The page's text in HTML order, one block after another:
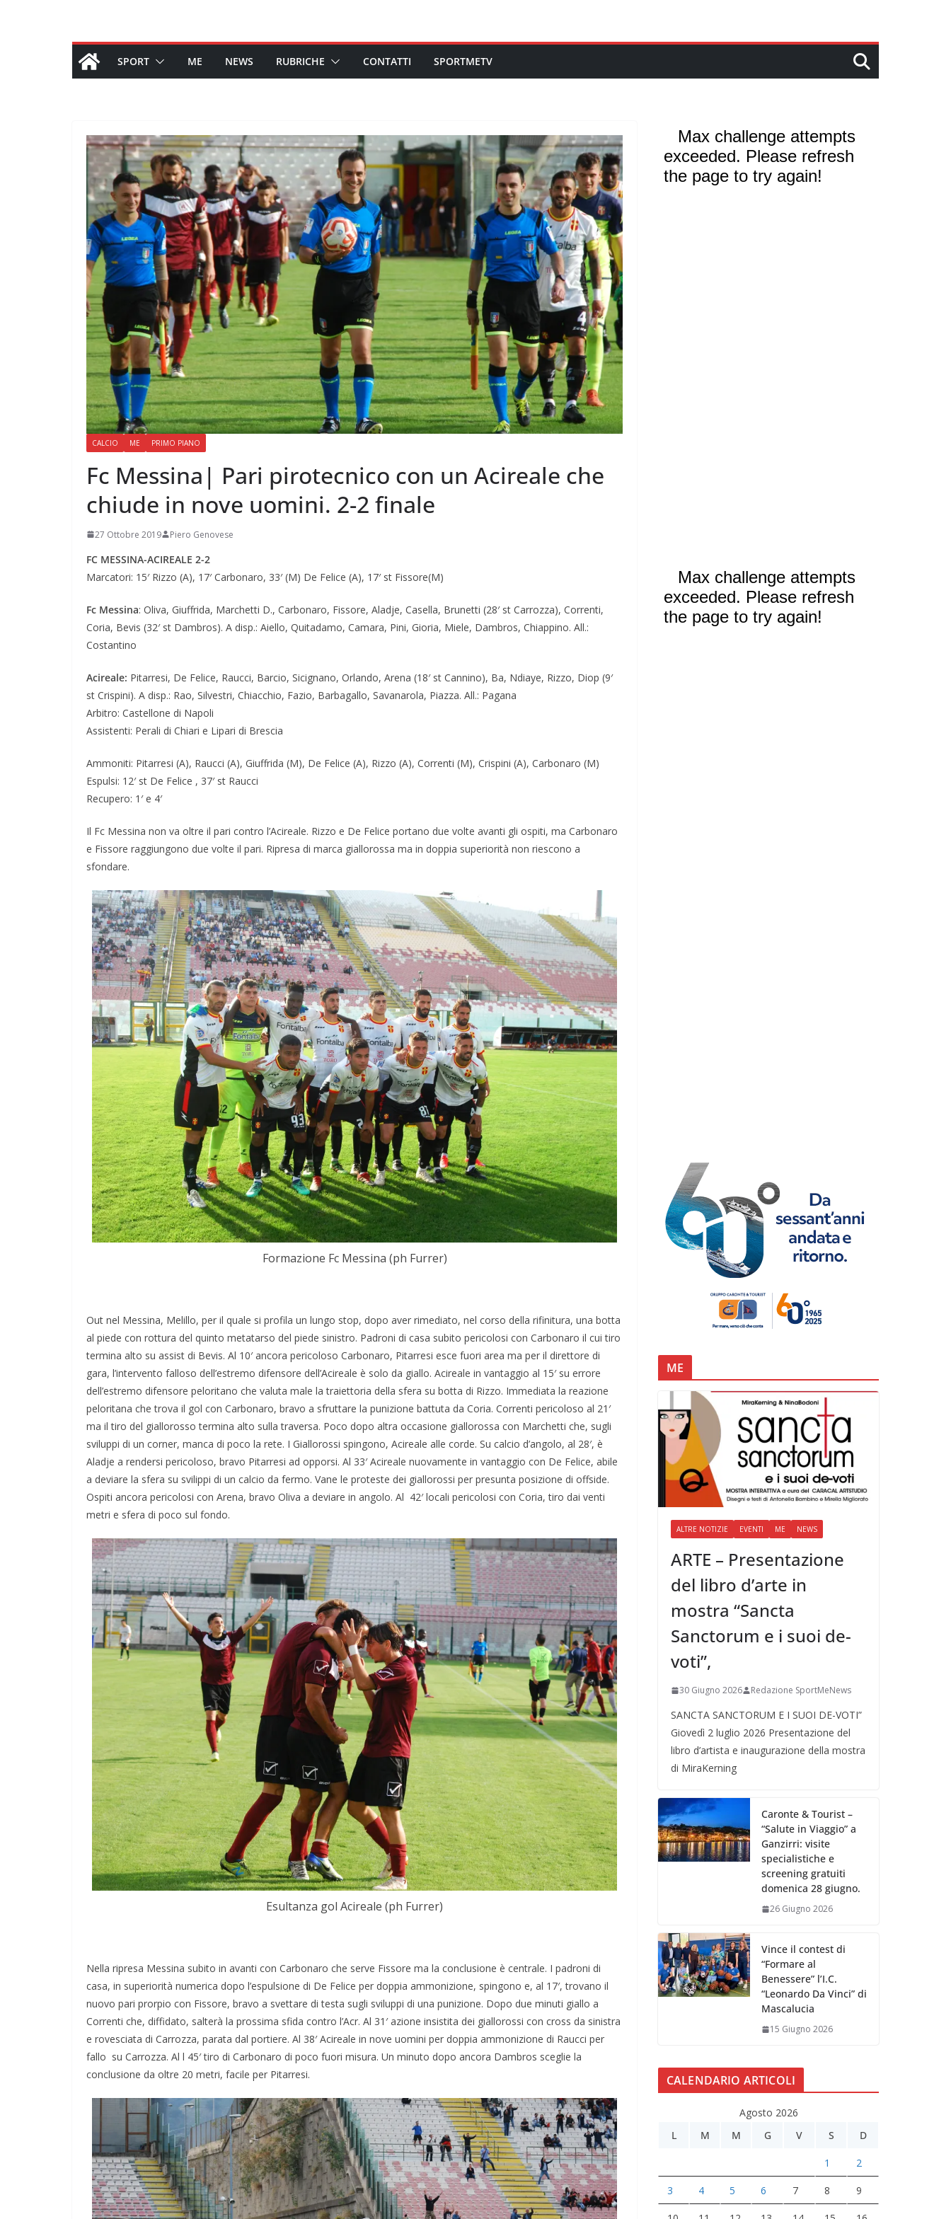
SPORT ME NEWS RUBRICHE CONTATTI SPORTMETV
CALCIO ME PRIMO PIANO
Fc Messina| Pari pirotecnico con un Acireale che
chiude in nove uomini. 2-2 finale
27 Ottobre 2019 Piero Genovese
FC MESSINA-ACIREALE 2-2
Marcatori: 15′ Rizzo (A), 17′ Carbonaro, 33′ (M) De Felice (A), 17′ st Fissore(M)
Fc Messina: Oliva, Giuffrida, Marchetti D., Carbonaro, Fissore, Aladje, Casella, Brunetti (28′ st Carrozza), Correnti,
Coria, Bevis (32′ st Dambros). A disp.: Aiello, Quitadamo, Camara, Pini, Gioria, Miele, Dambros, Chiappino. All.:
Costantino
Acireale: Pitarresi, De Felice, Raucci, Barcio, Sicignano, Orlando, Arena (18′ st Cannino), Ba, Ndiaye, Rizzo, Diop (9′
st Crispini). A disp.: Rao, Silvestri, Chiacchio, Fazio, Barbagallo, Savanarola, Piazza. All.: Pagana
Arbitro: Castellone di Napoli
Assistenti: Perali di Chiari e Lipari di Brescia
Ammoniti: Pitarresi (A), Raucci (A), Giuffrida (M), De Felice (A), Rizzo (A), Correnti (M), Crispini (A), Carbonaro (M)
Espulsi: 12′ st De Felice , 37′ st Raucci
Recupero: 1′ e 4′
Il Fc Messina non va oltre il pari contro l’Acireale. Rizzo e De Felice portano due volte avanti gli ospiti, ma Carbonaro
e Fissore raggiungono due volte il pari. Ripresa di marca giallorossa ma in doppia superiorità non riescono a
sfondare.
Formazione Fc Messina (ph Furrer)
Out nel Messina, Melillo, per il quale si profila un lungo stop, dopo aver rimediato, nel corso della rifinitura, una botta
al piede con rottura del quinto metatarso del piede sinistro. Padroni di casa subito pericolosi con Carbonaro il cui tiro
termina alto su assist di Bevis. Al 10′ ancora pericoloso Carbonaro, Pitarresi esce fuori area ma per il direttore di
gara, l’intervento falloso dell’estremo difensore dell’Acireale è solo da giallo. Acireale in vantaggio al 15′ su errore
dell’estremo difensore peloritano che valuta male la traiettoria della sfera su botta di Rizzo. Immediata la reazione
peloritana che trova il gol con Carbonaro, bravo a sfruttare la punizione battuta da Coria. Correnti pericoloso al 21′
ma il tiro del giallorosso termina alto sulla traversa. Poco dopo altra occasione giallorossa con Marchetti che, sugli
sviluppi di un corner, manca di poco la rete. I Giallorossi spingono, Acireale alle corde. Su calcio d’angolo, al 28′, è
Aladje a rendersi pericoloso, bravo Pitarresi ad opporsi. Al 33′ Acireale nuovamente in vantaggio con De Felice, abile
a deviare la sfera su svilippi di un calcio da fermo. Vane le proteste dei giallorossi per presunta posizione di offside.
Ospiti ancora pericolosi con Arena, bravo Oliva a deviare in angolo. Al 42′ locali pericolosi con Coria, tiro dai venti
metri e sfera di poco sul fondo.
Esultanza gol Acireale (ph Furrer)
Nella ripresa Messina subito in avanti con Carbonaro che serve Fissore ma la conclusione è centrale. I padroni di
casa, in superiorità numerica dopo l’espulsione di De Felice per doppia ammonizione, spingono e, al 17′, trovano il
nuovo pari prorpio con Fissore, bravo a svettare di testa sugli sviluppi di una punizione. Dopo due minuti giallo a
Correnti che, diffidato, salterà la prossima sfida contro l’Acr. Al 31′ azione insistita dei giallorossi con cross da sinistra
e rovesciata di Carrozza, parata dal portiere. Al 38′ Acireale in nove uomini per doppia ammonizione di Raucci per
fallo su Carrozza. Al l 45′ tiro di Carbonaro di poco fuori misura. Un minuto dopo ancora Dambros sceglie la
conclusione da oltre 20 metri, facile per Pitarresi.
ME
ALTRE NOTIZIE EVENTI ME NEWS
ARTE – Presentazione
del libro d’arte in
mostra “Sancta
Sanctorum e i suoi de-
voti”,
30 Giugno 2026 Redazione SportMeNews
SANCTA SANCTORUM E I SUOI DE-VOTI”
Giovedì 2 luglio 2026 Presentazione del
libro d’artista e inaugurazione della mostra
di MiraKerning
Caronte & Tourist –
“Salute in Viaggio” a
Ganzirri: visite
specialistiche e
screening gratuiti
domenica 28 giugno.
26 Giugno 2026
Vince il contest di
“Formare al
Benessere” l’I.C.
“Leonardo Da Vinci” di
Mascalucia
15 Giugno 2026
CALENDARIO ARTICOLI
Agosto 2026
L
M M G V S D
1 2
3 4 5 6 7 8 9